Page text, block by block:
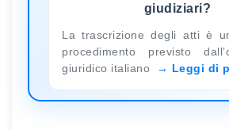
giudiziari?
La trascrizione degli atti è
procedimento previsto
giuridico italiano
Leggi di